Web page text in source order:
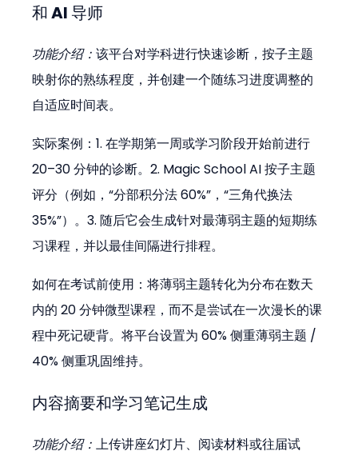
和 AI 导师
功能介绍：该平台对学科进行快速诊断，按子主题
映射你的熟练程度，并创建一个随练习进度调整的
自适应时间表。
实际案例：1. 在学期第一周或学习阶段开始前进行
20–30 分钟的诊断。2. Magic School AI 按子主题
评分（例如，“分部积分法 60%”，“三角代换法
35%”）。3. 随后它会生成针对最薄弱主题的短期练
习课程，并以最佳间隔进行排程。
如何在考试前使用：将薄弱主题转化为分布在数天
内的 20 分钟微型课程，而不是尝试在一次漫长的课
程中死记硬背。将平台设置为 60% 侧重薄弱主题 /
40% 侧重巩固维持。
内容摘要和学习笔记生成
功能介绍：上传讲座幻灯片、阅读材料或往届试